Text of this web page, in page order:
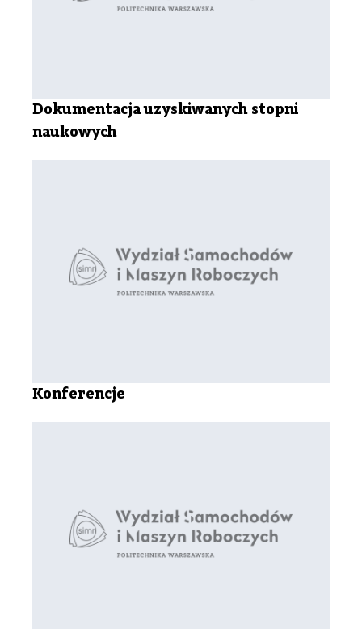
Dokumentacja uzyskiwanych stopni
naukowych
Konferencje